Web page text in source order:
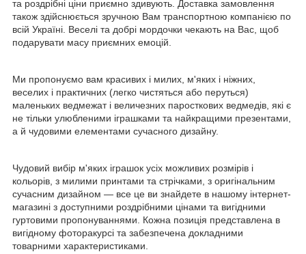
та роздрібні ціни приємно здивують. Доставка замовлення
також здійснюється зручною Вам транспортною компанією по
всій Україні. Веселі та добрі мордочки чекають на Вас, щоб
подарувати масу приємних емоцій.
Ми пропонуємо вам красивих і милих, м'яких і ніжних,
веселих і практичних (легко чистяться або перуться)
маленьких ведмежат і величезних паросткових ведмедів, які є
не тільки улюбленими іграшками та найкращими презентами,
а й чудовими елементами сучасного дизайну.
Чудовий вибір м'яких іграшок усіх можливих розмірів і
кольорів, з милими принтами та стрічками, з оригінальним
сучасним дизайном — все це ви знайдете в нашому інтернет-
магазині з доступними роздрібними цінами та вигідними
гуртовими пропонуваннями. Кожна позиція представлена в
вигідному фоторакурсі та забезпечена докладними
товарними характеристиками.